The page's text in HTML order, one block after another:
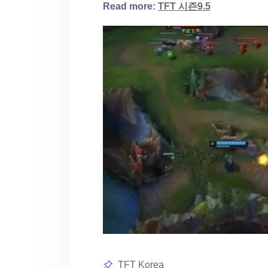
Read more: TFT 시즌9.5
Posted
TFT Korea